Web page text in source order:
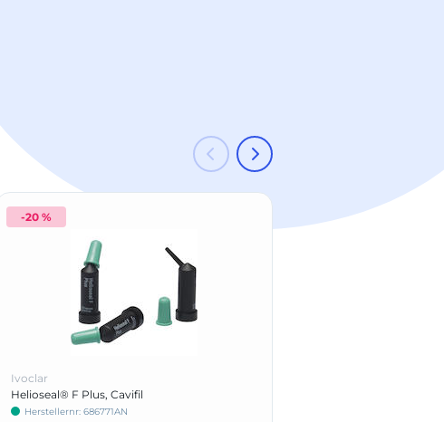
-20 %
Ivoclar
Helioseal® F Plus, Cavifil
Herstellernr: 686771AN
-20 %